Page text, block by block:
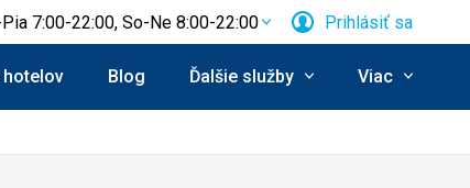
7:00-22:00, So-Ne 8:00-22:00 Prihlásiť sa
hotelov Blog Ďalšie služby Viac